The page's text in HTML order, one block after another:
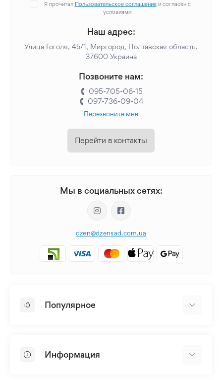
Я прочитал Пользовательское соглашениеи согласен с
условиями
Наш адрес:
Улица Гоголя, 45/1, Миргород, Полтавская область,
37600 Украина
Позвоните нам:
095-705-06-15
097-736-09-04
Перезвоните мне
Перейти в контакты
Мы в социальных сетях:
dzen@dzensad.com.ua
Популярное
Лилия
Информация